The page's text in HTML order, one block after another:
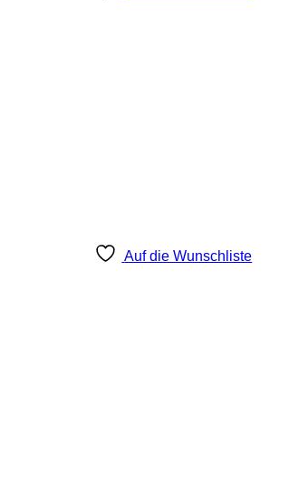
Auf die Wunschliste